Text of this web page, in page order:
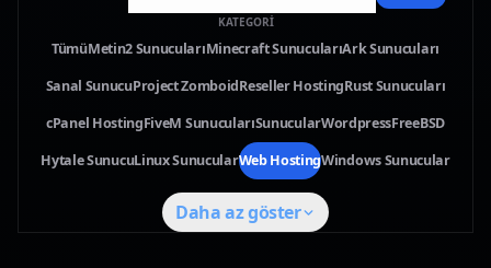
KATEGORI
TümüMetin2 SunucularıMinecraft SunucularıArk Sunucuları
Sanal SunucuProject ZomboidReseller HostingRust Sunucuları
cPanel HostingFiveM SunucularıSunucularWordpressFreeBSD
Hytale SunucuLinux SunucularWeb HostingWindows Sunucular
Daha az göster